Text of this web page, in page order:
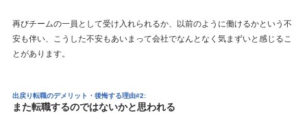
再びチームの一員として受け入れられるか、以前のように働けるかという不
安も伴い、こうした不安もあいまって会社でなんとなく気まずいと感じるこ
とがあります。
出戻り転職のデメリット・後悔する理由#2:
また転職するのではないかと思われる